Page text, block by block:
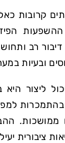
קרובות
רב
ובעיות
ליצור
בהתמכרות
ממושכות.
ציבורית